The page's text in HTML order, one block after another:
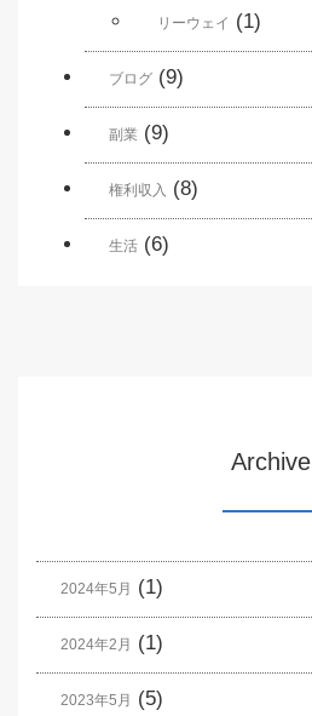
リーウェイ (1)
ブログ (9)
副業 (9)
権利収入 (8)
生活 (6)
Archive
2024年5月 (1)
2024年2月 (1)
2023年5月 (5)